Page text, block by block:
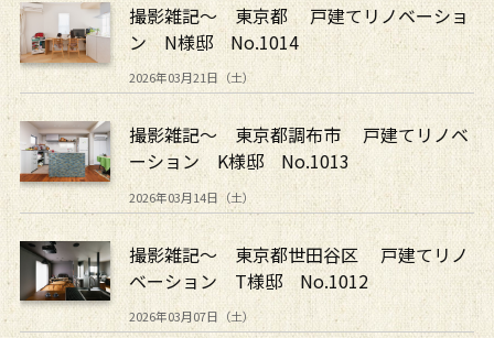
撮影雑記～ 東京都 戸建てリノベーショ
ン N様邸 No.1014
2026年03月21日（土）
撮影雑記～ 東京都調布市 戸建てリノベ
ーション K様邸 No.1013
2026年03月14日（土）
撮影雑記～ 東京都世田谷区 戸建てリノ
ベーション T様邸 No.1012
2026年03月07日（土）